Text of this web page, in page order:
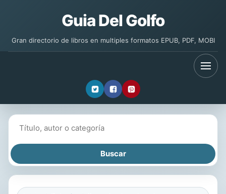
Guia Del Golfo
Gran directorio de libros en multiples formatos EPUB, PDF, MOBI